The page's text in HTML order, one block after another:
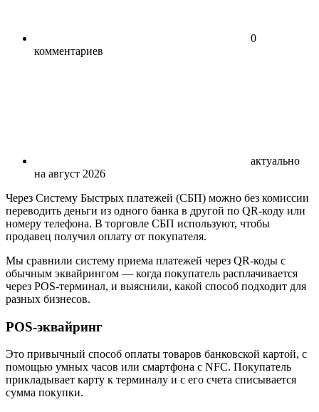
0
комментариев
актуально
на август 2026
Через Систему Быстрых платежей (СБП) можно без комиссии
переводить деньги из одного банка в другой по QR-коду или
номеру телефона. В торговле СБП используют, чтобы
продавец получил оплату от покупателя.
Мы сравнили систему приема платежей через QR-коды с
обычным эквайрингом — когда покупатель расплачивается
через POS-терминал, и выяснили, какой способ подходит для
разных бизнесов.
POS-эквайринг
Это привычный способ оплаты товаров банковской картой, с
помощью умных часов или смартфона с NFC. Покупатель
прикладывает карту к терминалу и с его счета списывается
сумма покупки.